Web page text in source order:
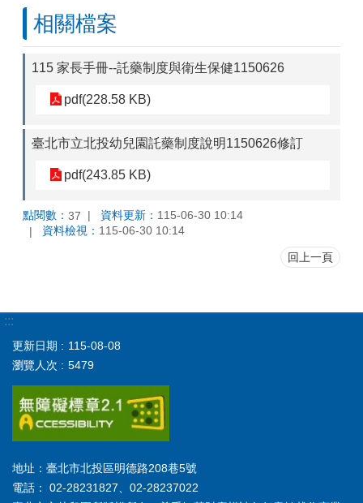
相關檔案
115 家長手冊--託藥制度與衛生保健1150626
pdf(228.58 KB)
臺北市立北投幼兒園託藥制度說明1150626修訂
pdf(243.85 KB)
點閱數： 37 資料更新： 115-06-30 10:14
資料檢視： 115-06-30 10:14
回上一頁
:::
更新日期
115-08-08
瀏覽人次
5479
地址：臺北市北投區明德路208巷5號
電話： 02-28231827、02-28237022